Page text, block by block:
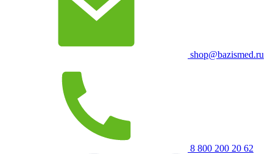
shop@bazismed.ru
8 800 200 20 62